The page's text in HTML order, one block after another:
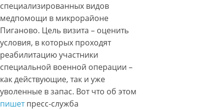
специализированных видов
медпомощи в микрорайоне
Пиганово. Цель визита – оценить
условия, в которых проходят
реабилитацию участники
специальной военной операции –
как действующие, так и уже
уволенные в запас. Вот что об этом
пишетпресс-служба